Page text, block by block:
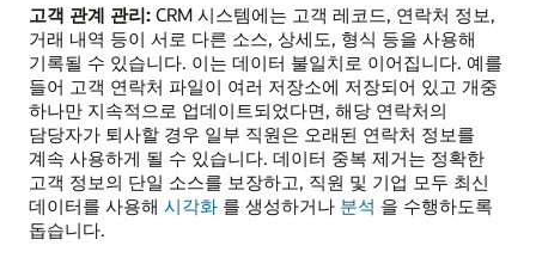
고객 관계 관리: CRM 시스템에는 고객 레코드, 연락처 정보,
거래 내역 등이 서로 다른 소스, 상세도, 형식 등을 사용해
기록될 수 있습니다. 이는 데이터 불일치로 이어집니다. 예를
들어 고객 연락처 파일이 여러 저장소에 저장되어 있고 개중
하나만 지속적으로 업데이트되었다면, 해당 연락처의
담당자가 퇴사할 경우 일부 직원은 오래된 연락처 정보를
계속 사용하게 될 수 있습니다. 데이터 중복 제거는 정확한
고객 정보의 단일 소스를 보장하고, 직원 및 기업 모두 최신
데이터를 사용해 시각화 를 생성하거나 분석 을 수행하도록
돕습니다.